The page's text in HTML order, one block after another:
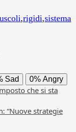
,rigidi,sistema
Sad 0% Angry
che si sta
“Nuove strategie